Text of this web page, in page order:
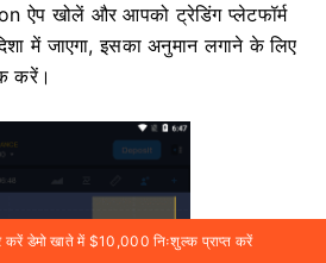
ऐप खोलें और आपको ट्रेडिंग प्लेटफॉर्म
में जाएगा, इसका अनुमान लगाने के लिए
करें।
डेमो खाते में $10,000 निःशुल्क प्राप्त करें